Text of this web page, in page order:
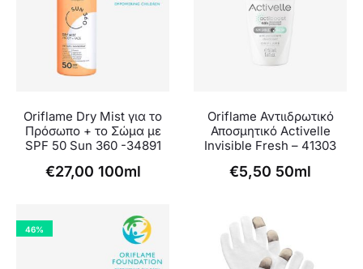
Oriflame Dry Mist για το
Πρόσωπο + το Σώμα με
SPF 50 Sun 360 -34891
€27,00 100ml
Oriflame Αντιιδρωτικό
Αποσμητικό Activelle
Invisible Fresh – 41303
€5,50 50ml
46%